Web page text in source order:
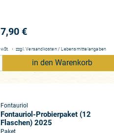
7,90 €
・ zzgl.Versandkosten / Lebensmittelangaben
in den Warenkorb
Fontauriol
Fontauriol-Probierpaket (12
Flaschen) 2025